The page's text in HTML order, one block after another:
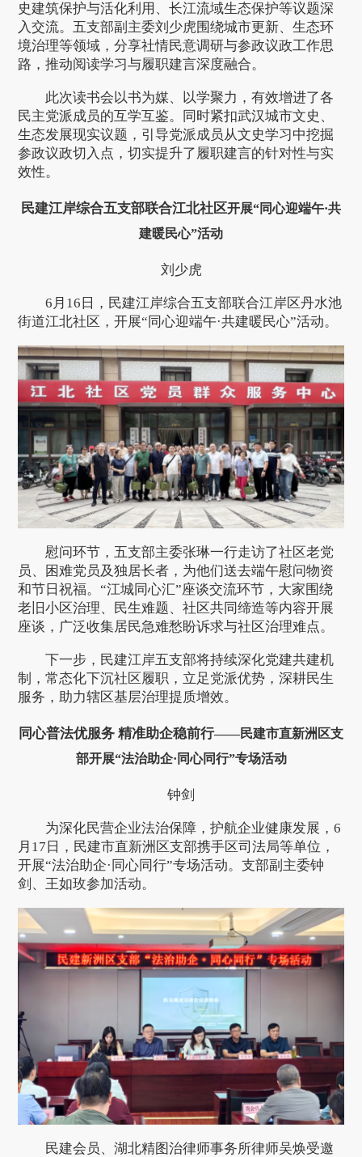
史建筑保护与活化利用、长江流域生态保护等议题深
入交流。五支部副主委刘少虎围绕城市更新、生态环
境治理等领域，分享社情民意调研与参政议政工作思
路，推动阅读学习与履职建言深度融合。
此次读书会以书为媒、以学聚力，有效增进了各
民主党派成员的互学互鉴。同时紧扣武汉城市文史、
生态发展现实议题，引导党派成员从文史学习中挖掘
参政议政切入点，切实提升了履职建言的针对性与实
效性。
民建江岸综合五支部联合江北社区开展“同心迎端午·共
建暖民心”活动
刘少虎
6月16日，民建江岸综合五支部联合江岸区丹水池
街道江北社区，开展“同心迎端午·共建暖民心”活动。
慰问环节，五支部主委张琳一行走访了社区老党
员、困难党员及独居长者，为他们送去端午慰问物资
和节日祝福。“江城同心汇”座谈交流环节，大家围绕
老旧小区治理、民生难题、社区共同缔造等内容开展
座谈，广泛收集居民急难愁盼诉求与社区治理难点。
下一步，民建江岸五支部将持续深化党建共建机
制，常态化下沉社区履职，立足党派优势，深耕民生
服务，助力辖区基层治理提质增效。
同心普法优服务 精准助企稳前行——民建市直新洲区支
部开展“法治助企·同心同行”专场活动
钟剑
为深化民营企业法治保障，护航企业健康发展，6
月17日，民建市直新洲区支部携手区司法局等单位，
开展“法治助企·同心同行”专场活动。支部副主委钟
剑、王如玫参加活动。
民建会员、湖北精图治律师事务所律师吴焕受邀